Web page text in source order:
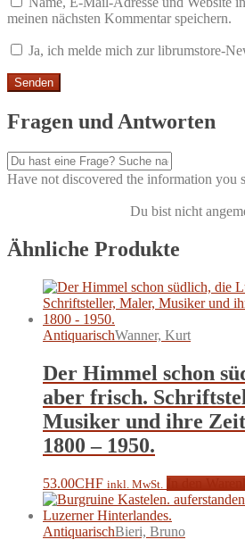
meinen nächsten Kommentar speichern.
Ja, ich melde mich zur librumstore-
Fragen und Antworten
Have not discovered the information you
Du bist nicht
Ähnliche Produkte
AntiquarischWanner, Kurt
Der Himmel schon
aber frisch.
Musiker und ihre
1800 – 1950.
53.00CHF inkl. MwSt.
AntiquarischBieri, Bruno